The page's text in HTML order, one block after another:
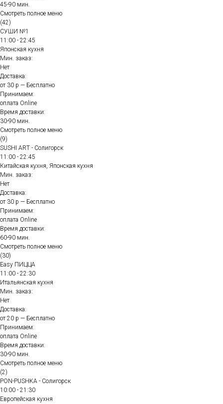
45-90 мин.
Смотреть полное меню
(42)
СУШИ №1
11:00 - 22:45
Японская кухня
Мин. заказ:
Нет
Доставка:
от 30 р — Бесплатно
Принимаем:
оплата Online
Время доставки:
30-90 мин.
Смотреть полное меню
(9)
SUSHI ART - Солигорск
11:00 - 22:45
Китайская кухня, Японская кухня
Мин. заказ:
Нет
Доставка:
от 30 р — Бесплатно
Принимаем:
оплата Online
Время доставки:
60-90 мин.
Смотреть полное меню
(30)
Easy ПИЦЦА
11:00 - 22:30
Итальянская кухня
Мин. заказ:
Нет
Доставка:
от 20 р — Бесплатно
Принимаем:
оплата Online
Время доставки:
30-90 мин.
Смотреть полное меню
(2)
PON-PUSHKA - Солигорск
10:00 - 21:30
Европейская кухня